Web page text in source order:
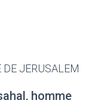
DE JERUSALEM
homme